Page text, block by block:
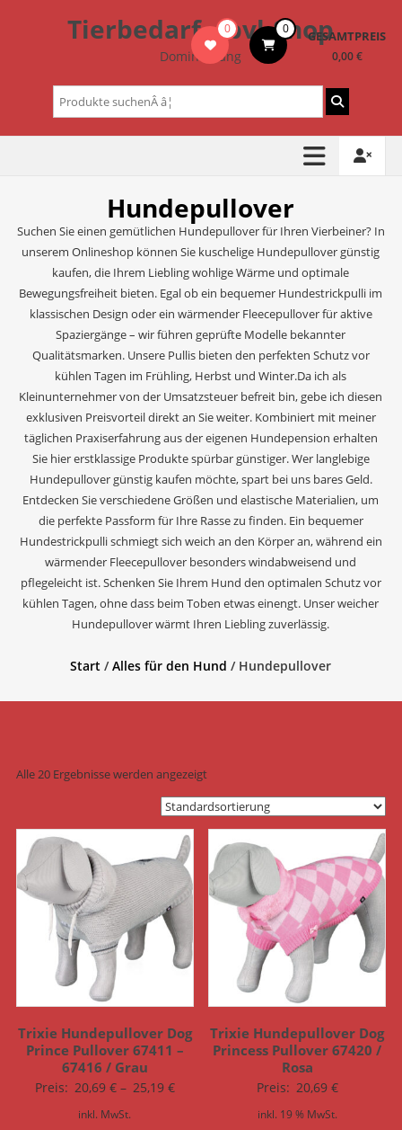
Tierbedarf – bvl-Shop
Dominik Lang
0 0 GESAMTPREIS
0,00 €
Suchen
nach:
Hundepullover
Suchen Sie einen gemütlichen Hundepullover für Ihren Vierbeiner? In
unserem Onlineshop können Sie kuschelige Hundepullover günstig
kaufen, die Ihrem Liebling wohlige Wärme und optimale
Bewegungsfreiheit bieten. Egal ob ein bequemer Hundestrickpulli im
klassischen Design oder ein wärmender Fleecepullover für aktive
Spaziergänge – wir führen geprüfte Modelle bekannter
Qualitätsmarken. Unsere Pullis bieten den perfekten Schutz vor
kühlen Tagen im Frühling, Herbst und Winter.Da ich als
Kleinunternehmer von der Umsatzsteuer befreit bin, gebe ich diesen
exklusiven Preisvorteil direkt an Sie weiter. Kombiniert mit meiner
täglichen Praxiserfahrung aus der eigenen Hundepension erhalten
Sie hier erstklassige Produkte spürbar günstiger. Wer langlebige
Hundepullover günstig kaufen möchte, spart bei uns bares Geld.
Entdecken Sie verschiedene Größen und elastische Materialien, um
die perfekte Passform für Ihre Rasse zu finden. Ein bequemer
Hundestrickpulli schmiegt sich weich an den Körper an, während ein
wärmender Fleecepullover besonders windabweisend und
pflegeleicht ist. Schenken Sie Ihrem Hund den optimalen Schutz vor
kühlen Tagen, ohne dass beim Toben etwas einengt. Unser weicher
Hundepullover wärmt Ihren Liebling zuverlässig.
Start /Alles für den Hund / Hundepullover
Alle 20 Ergebnisse werden angezeigt
Trixie Hundepullover Dog
Prince Pullover 67411 –
67416 / Grau
Preis: 20,69 €– 25,19 €
inkl. MwSt.
Trixie Hundepullover Dog
Princess Pullover 67420 /
Rosa
Preis: 20,69 €
inkl. 19 % MwSt.